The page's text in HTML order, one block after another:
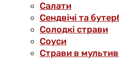
Салати
Сендвічі та
Солодкі страви
Соуси
Страви в